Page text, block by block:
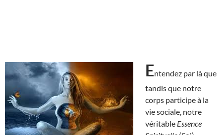
Entendez par là que
tandis que notre
corps participe à la
vie sociale, notre
véritable Essence